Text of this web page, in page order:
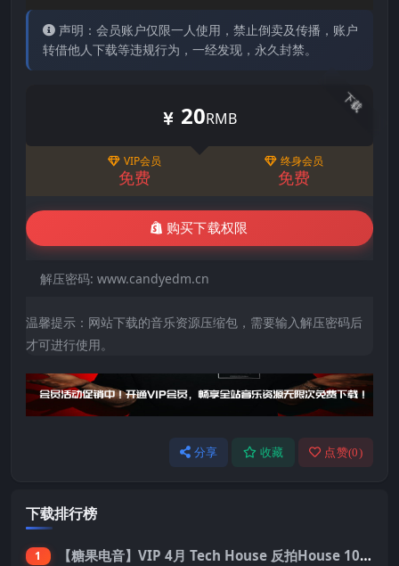
频
放
声明：会员账户仅限一人使用，禁止倒卖及传播，账户
转借他人下载等违规行为，一经发现，永久封禁。
下载
20RMB
VIP会员
免费
终身会员
免费
购买下载权限
解压密码: www.candyedm.cn
温馨提示：网站下载的音乐资源压缩包，需要输入解压密码后
才可进行使用。
分享 收藏 点赞(0)
下载排行榜
1 【糖果电音】VIP 4月 Tech House 反拍House 100首 Pack